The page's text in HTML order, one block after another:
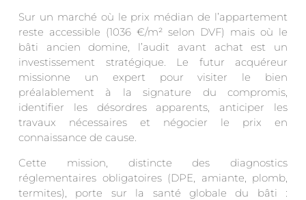
Sur un marché où le prix médian de l’appartement
reste accessible (1036 €/m² selon DVF) mais où le
bâti ancien domine, l’audit avant achat est un
investissement stratégique. Le futur acquéreur
missionne un expert pour visiter le bien
préalablement à la signature du compromis,
identifier les désordres apparents, anticiper les
travaux nécessaires et négocier le prix en
connaissance de cause.
Cette mission, distincte des diagnostics
réglementaires obligatoires (DPE, amiante, plomb,
termites), porte sur la santé globale du bâti :